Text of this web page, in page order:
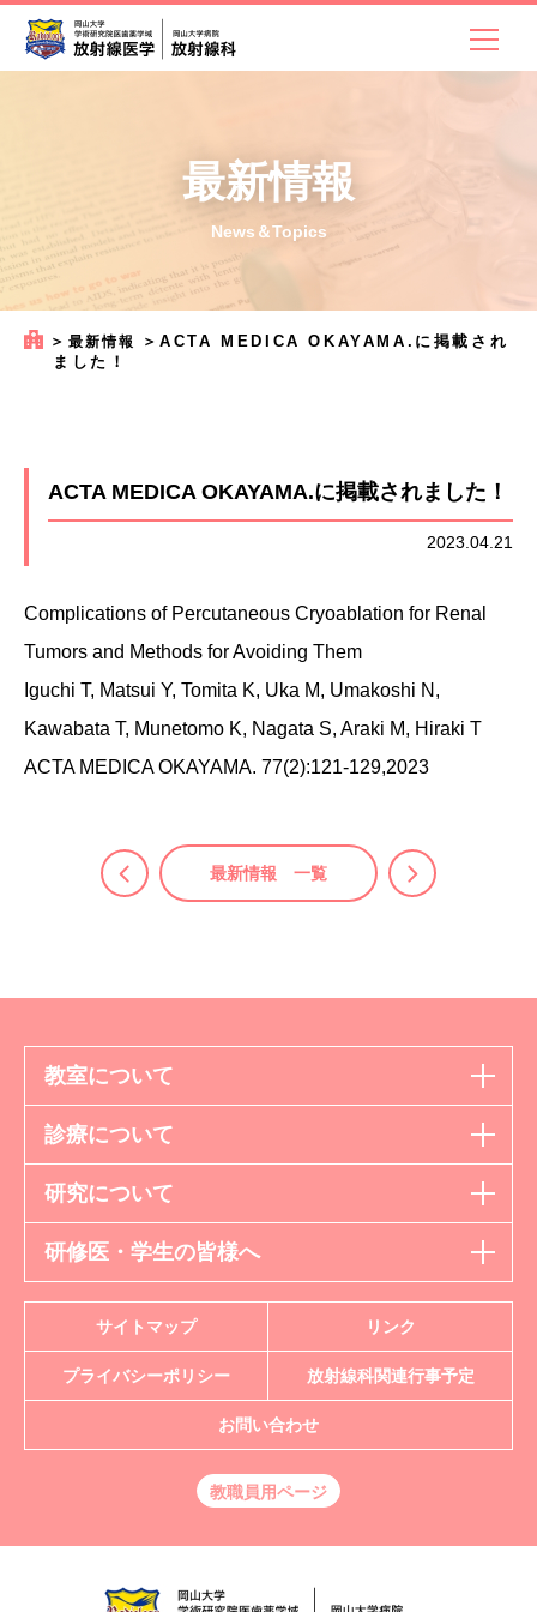
最新情報
News＆Topics
＞ 最新情報 ＞ACTA MEDICA OKAYAMA.に掲載され
ました！
ACTA MEDICA OKAYAMA.に掲載されました！
2023.04.21
Complications of Percutaneous Cryoablation for Renal
Tumors and Methods for Avoiding Them
Iguchi T, Matsui Y, Tomita K, Uka M, Umakoshi N,
Kawabata T, Munetomo K, Nagata S, Araki M, Hiraki T
ACTA MEDICA OKAYAMA. 77(2):121-129,2023
最新情報 一覧
教室について
診療について
研究について
研修医・学生の皆様へ
サイトマップ リンク
プライバシーポリシー 放射線科関連行事予定
お問い合わせ
教職員用ページ